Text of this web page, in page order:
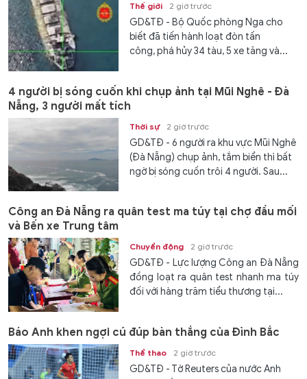
Thế giới 2 giờ trước
GD&TĐ - Bộ Quốc phòng Nga cho
biết đã tiến hành loạt đòn tấn
công, phá hủy 34 tàu, 5 xe tăng và...
4 người bị sóng cuốn khi chụp ảnh tại Mũi Nghê - Đà
Nẵng, 3 người mất tích
Thời sự 2 giờ trước
GD&TĐ - 6 người ra khu vực Mũi Nghê
(Đà Nẵng) chụp ảnh, tắm biển thì bất
ngờ bị sóng cuốn trôi 4 người. Sau...
Công an Đà Nẵng ra quân test ma túy tại chợ đầu mối
và Bến xe Trung tâm
Chuyển động 2 giờ trước
GD&TĐ - Lực lượng Công an Đà Nẵng
đồng loạt ra quân test nhanh ma túy
đối với hàng trăm tiểu thương tại...
Báo Anh khen ngợi cú đúp bàn thắng của Đình Bắc
Thể thao 2 giờ trước
GD&TĐ - Tờ Reuters của nước Anh